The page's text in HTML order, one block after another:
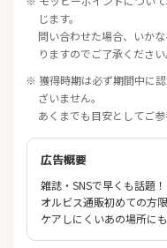
じます。
問い合わせた場合、いか
りますのでご了承ください
※ 獲得時期は必ず期間中に
ざいません。
あくまでも目安としてご参
広告概要
雑誌・SNSで早くも話題！
オルビス通販初めての方限
ケアしにくいあの場所に